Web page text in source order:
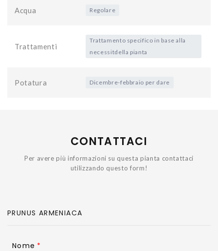
Acqua Regolare
Trattamenti
Trattamento specifico in base alla
necessitdella pianta
Potatura Dicembre-febbraio per dare
CONTATTACI
Per avere più informazioni su questa pianta contattaci
utilizzando questo form!
Nome